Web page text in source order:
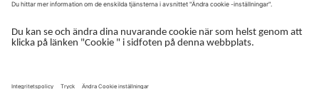
Logga in för att komma igång.